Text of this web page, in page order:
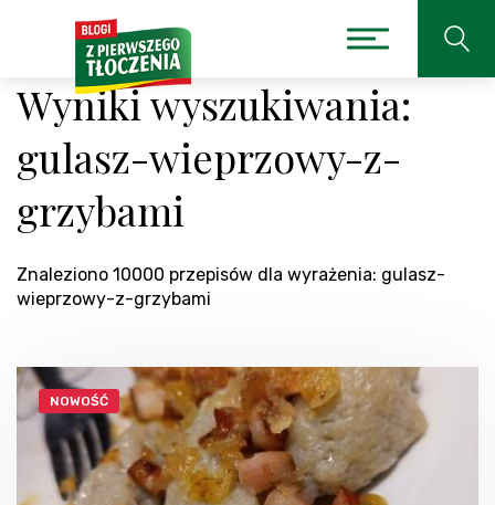
Wyniki wyszukiwania:
gulasz-wieprzowy-z-
grzybami
Znaleziono 10000 przepisów dla wyrażenia: gulasz-
wieprzowy-z-grzybami
NOWOŚĆ